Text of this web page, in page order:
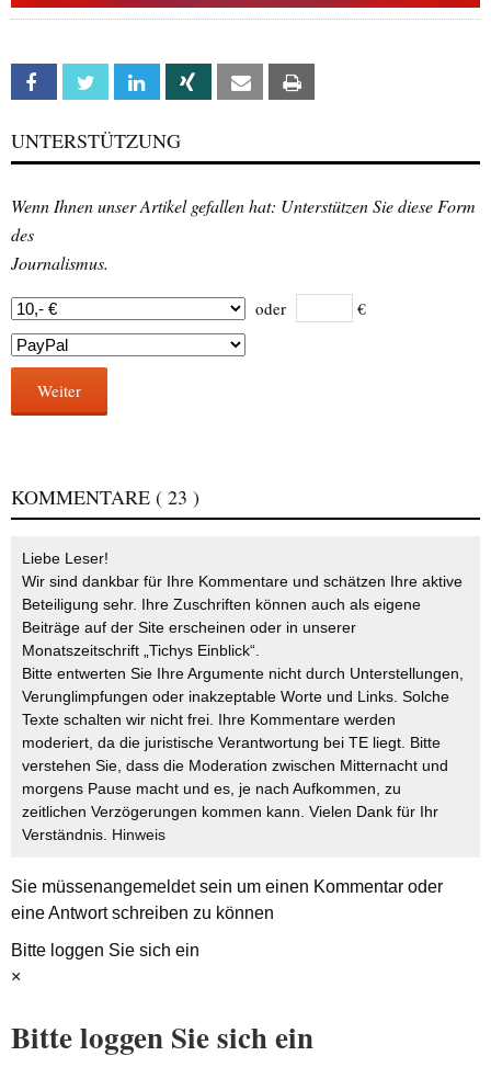
Facebook Twitter Linkedin Xing Email
UNTERSTÜTZUNG
Wenn Ihnen unser Artikel gefallen hat: Unterstützen Sie diese Form
des
Journalismus.
oder €
Weiter
KOMMENTARE ( 23 )
Liebe Leser!
Wir sind dankbar für Ihre Kommentare und schätzen Ihre aktive
Beteiligung sehr. Ihre Zuschriften können auch als eigene
Beiträge auf der Site erscheinen oder in unserer
Monatszeitschrift „Tichys Einblick“.
Bitte entwerten Sie Ihre Argumente nicht durch Unterstellungen,
Verunglimpfungen oder inakzeptable Worte und Links. Solche
Texte schalten wir nicht frei. Ihre Kommentare werden
moderiert, da die juristische Verantwortung bei TE liegt. Bitte
verstehen Sie, dass die Moderation zwischen Mitternacht und
morgens Pause macht und es, je nach Aufkommen, zu
zeitlichen Verzögerungen kommen kann. Vielen Dank für Ihr
Verständnis. Hinweis
Sie müssenangemeldetsein um einen Kommentar oder
eine Antwort schreiben zu können
Bitte loggen Sie sich ein
×
Bitte loggen Sie sich ein